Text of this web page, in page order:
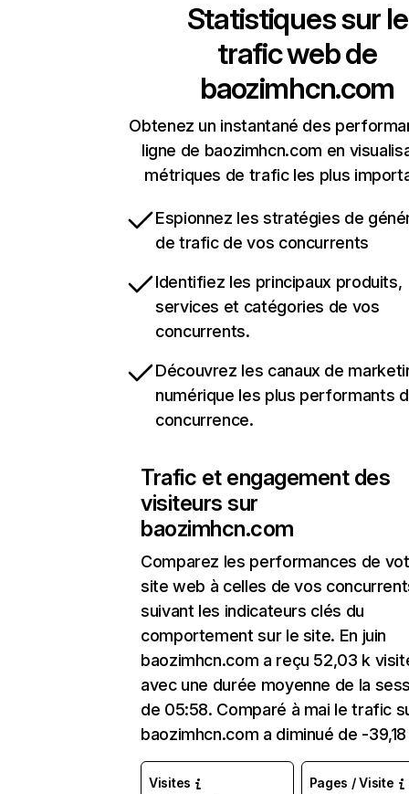
Statistiques sur le
trafic web de
baozimhcn.com
Obtenez un instantané des
ligne de baozimhcn.com en
métriques de trafic les plus
Espionnez les stratégies de
de trafic de vos concurrents
Identifiez les principaux produits,
services et catégories de vos
concurrents.
Découvrez les canaux de
numérique les plus performants
concurrence.
Trafic et engagement des
visiteurs sur
baozimhcn.com
Comparez les performances de
site web à celles de vos
suivant les indicateurs clés du
comportement sur le site. En juin
baozimhcn.com a reçu 52,03 k
avec une durée moyenne de la
de 05:58. Comparé à mai le trafic
baozimhcn.com a diminué de -
Visites Pages / Visite